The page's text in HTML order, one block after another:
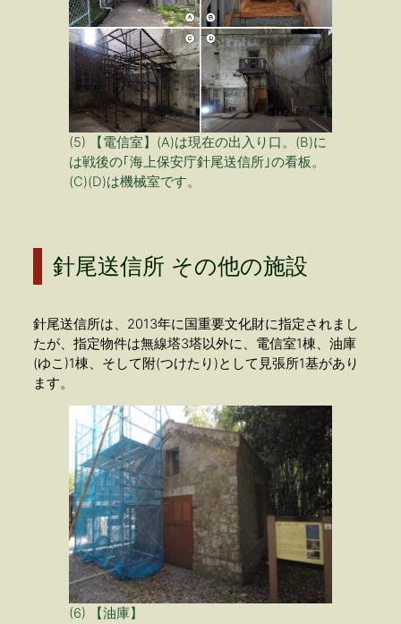
(5) 【電信室】(A)は現在の出入り口。(B)に
は戦後の｢海上保安庁針尾送信所｣の看板。
(C)(D)は機械室です。
針尾送信所 その他の施設
針尾送信所は、2013年に国重要文化財に指定されまし
たが、指定物件は無線塔3塔以外に、電信室1棟、油庫
(ゆこ)1棟、そして附(つけたり)として見張所1基があり
ます。
(6) 【油庫】